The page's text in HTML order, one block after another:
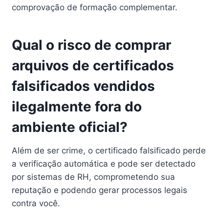
comprovação de formação complementar.
Qual o risco de comprar
arquivos de certificados
falsificados vendidos
ilegalmente fora do
ambiente oficial?
Além de ser crime, o certificado falsificado perde
a verificação automática e pode ser detectado
por sistemas de RH, comprometendo sua
reputação e podendo gerar processos legais
contra você.